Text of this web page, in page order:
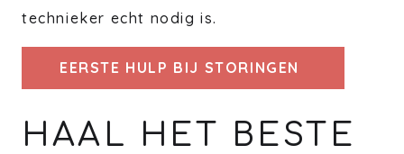
technieker echt nodig is.
EERSTE HULP BIJ STORINGEN
HAAL HET BESTE